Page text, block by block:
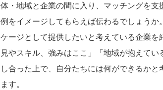
体・地域と企業の間に入り、マッチングを
例をイメージしてもらえば伝わるでしょう
ケージとして提供したいと考えている企業
見やスキル、強みはここ」「地域が抱えて
し合った上で、自分たちには何ができるか
ます。